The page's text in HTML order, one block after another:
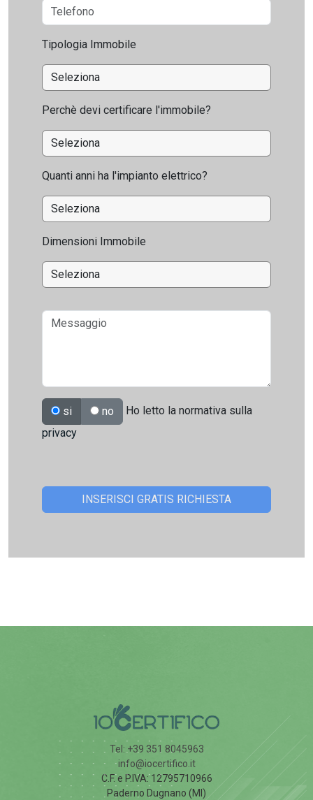
Tipologia Immobile
Perchè devi certificare l'immobile?
Quanti anni ha l'impianto elettrico?
Dimensioni Immobile
si no
Ho letto la normativa sulla
privacy
Tel: +39 351 8045963
info@iocertifico.it
C.F. e P.IVA: 12795710966
Paderno Dugnano (MI)